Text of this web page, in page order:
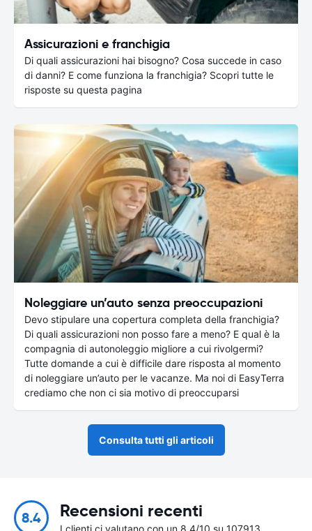
Assicurazioni e franchigia
Di quali assicurazioni hai bisogno? Cosa succede in caso
di danni? E come funziona la franchigia? Scopri tutte le
risposte su questa pagina
Noleggiare un’auto senza preoccupazioni
Devo stipulare una copertura completa della franchigia?
Di quali assicurazioni non posso fare a meno? E qual è la
compagnia di autonoleggio migliore a cui rivolgermi?
Tutte domande a cui è difficile dare risposta al momento
di noleggiare un’auto per le vacanze. Ma noi di EasyTerra
crediamo che non ci sia motivo di preoccuparsi
Consulta tutti gli articoli
8.4 Recensioni recenti
I clienti ci valutano con un 8.4/10 su 107913